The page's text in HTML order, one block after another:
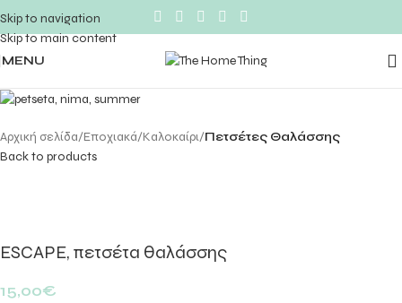
Skip to navigation
Skip to main content
MENU
Αρχική σελίδα Εποχιακά Kαλοκαίρι Πετσέτες Θαλάσσης
Back to products
ESCAPE, πετσέτα θαλάσσης
15,00€